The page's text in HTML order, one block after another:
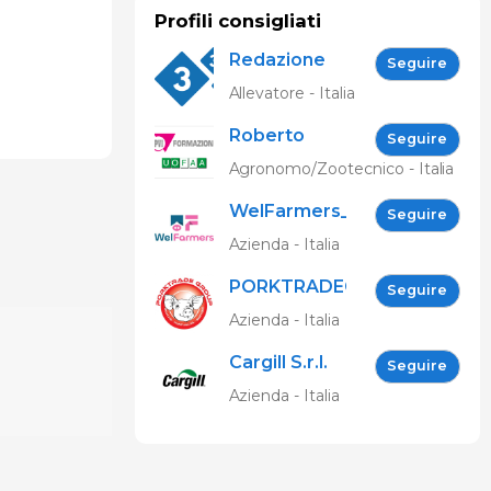
Profili consigliati
Redazione
333
Seguire
Allevatore - Italia
Roberto
Spelta
Seguire
Agronomo/Zootecnico - Italia
WelFarmers_IT Seguire
Azienda - Italia
PORKTRADEGROUP
Srl
Seguire
Azienda - Italia
Cargill S.r.l. Seguire
Azienda - Italia